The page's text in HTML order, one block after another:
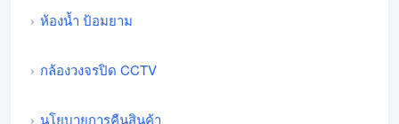
ห้องน้ำ ป้อมยาม
กล้องวงจรปิด CCTV
นโยบายการคืนสินค้า